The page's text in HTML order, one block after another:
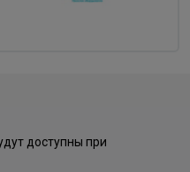
доступны при